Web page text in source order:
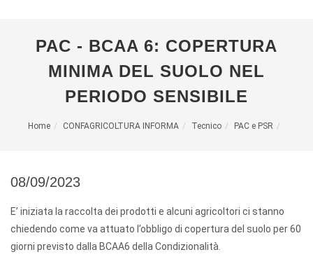
PAC - BCAA 6: COPERTURA
MINIMA DEL SUOLO NEL
PERIODO SENSIBILE
Home CONFAGRICOLTURA INFORMA Tecnico PAC e PSR
08/09/2023
E’ iniziata la raccolta dei prodotti e alcuni agricoltori ci stanno
chiedendo come va attuato l’obbligo di copertura del suolo per 60
giorni previsto dalla BCAA6 della Condizionalità.